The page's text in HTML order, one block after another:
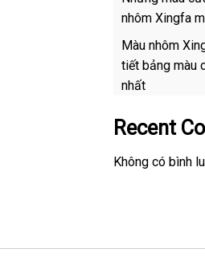
nhôm Xingfa
Màu nhôm
tiết bảng màu
nhất
Recent
Không có bình